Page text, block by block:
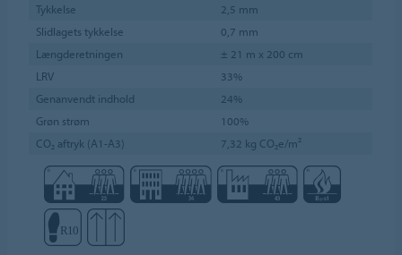
Tykkelse
2,5 mm
Slidlagets tykkelse
0,7 mm
Længderetningen
± 21 m x 200 cm
LRV
33%
Genanvendt indhold
24%
Grøn strøm
100%
CO₂ aftryk (A1-A3)
7,32 kg CO₂e/m²